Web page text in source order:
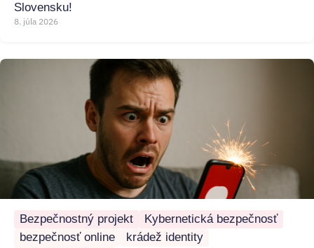
Slovensku!
8. júla 2026
Bezpečnostný projekt
Kybernetická bezpečnosť
bezpečnosť online
krádež identity